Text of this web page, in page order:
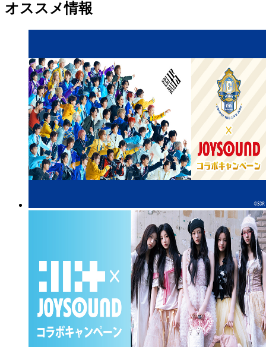
オススメ情報